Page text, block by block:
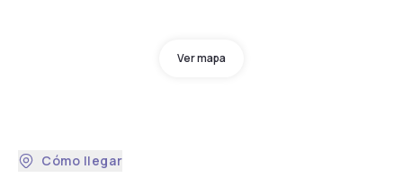
Ver mapa
Cómo llegar